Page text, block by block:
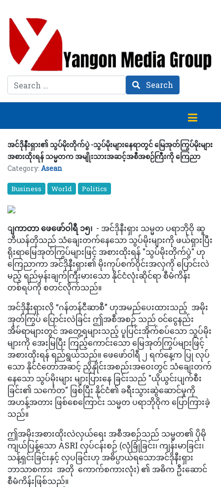
Search Search
အင်ဒိုနီးရှား၏ သွပ်မိုးတိုက်ပွဲ -သွပ်မိုးများနေရာတွင် မြေအုတ်ကြွပ်မိုးများ
အစားထိုးရန် သမ္မတက အမျိုးသားအဆင့်အစီအစဉ်ကြီးကို ကြေညာ
Category: Asean
Business World Politics
ျကာတာဖေဖော်ဝါရီ ၁၅၊ - အင်ဒိုနီးရှား သမ္မတ ပရာဘိုဝို ဆူ
ဘီယန်တိုသည် သံချေးတက်နေသော သွပ်မိုးများကို ဖယ်ရှားပြီး
ရိုးရာမြေအုတ်ကြွပ်များဖြင့် အစားထိုးရန် "သွပ်မိုးတိုက်ပွဲ" ဟု
ကြေညာကာ အင်ဒိုနီးရှား၏ မိုးကုပ်စက်ဝိုင်းအလှကို ပြောင်းလဲ
မည့် ရည်မှန်းချက်ကြီးမားသော နိုင်ငံလုံးဆိုင်ရာ စီမံကိန်း
တစ်ရပ်ကို စတင်လိုက်သည်။
အင်ဒိုနီးရှားလို “ဂန်တန်ငီဆာစီ” ဟုအမည်ပေးထားသည့် အမိုး
အုတ်ကြွပ် ပြောင်းလဲခြင်း ဤအစီအစဉ် သည် ၀င်ငွေနည်း
အိမ်ရာများတွင် အတွေ့ရများသည့် ပူပြင်းအိုက်စပ်သော သွပ်မိုး
များကို အေးမြပြီး ကြည့်ကောင်းသော မြေအုတ်ကြွပ်များဖြင့်
အစားထိုးရန် ရည်ရွယ်သည်။ ဖေဖော်ဝါရီ ၂ ရက်နေ့က ပြု လုပ်
သော နိုင်ငံတော်အဆင့် ညှိနှိုင်းအစည်းအဝေးတွင် သံချေးတက်
နေသော သွပ်မိုးများ များပြားနေ ခြင်းသည် "ယိုယွင်းပျက်စီး
ခြင်း၏ သင်္ကေတ" ဖြစ်ပြီး နိုင်ငံ၏ ခရီးသွားဆွဲဆောင်မှုကို
အဟန့်အတား ဖြစ်စေကြောင်း သမ္မတ ပရာဘိုဝိုက ပြောကြားခဲ့
သည်။
ဤအမိုးအစားထိုးလဲလှယ်ရေး အစီအစဉ်သည် သမ္မတ၏ ပိုမို
ကျယ်ပြန့်သော ASRI လုပ်ငန်းစဉ် (လုံခြုံခြင်း၊ ကျန်းမာခြင်း၊
သန့်ရှင်းခြင်းနှင့် လှပခြင်းဟု အဓိပ္ပာယ်ရသောအင်ဒိုနီးရှား
ဘာသာစကား အတို ကောက်စကားလုံး) ၏ အဓိက ဦးဆောင်
စီမံကိန်းဖြစ်သည်။